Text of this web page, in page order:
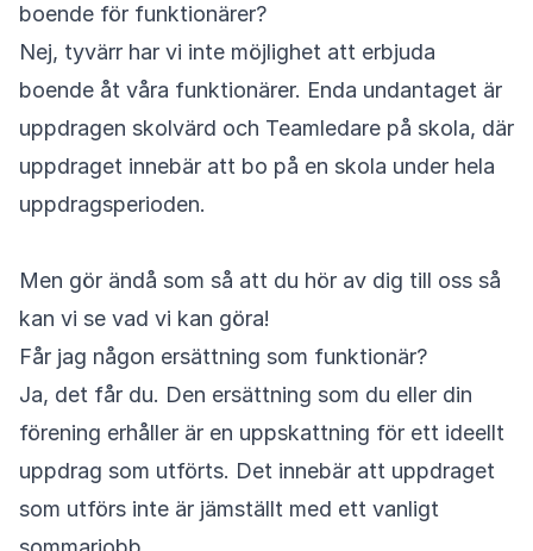
boende för funktionärer?
Nej, tyvärr har vi inte möjlighet att erbjuda
boende åt våra funktionärer. Enda undantaget är
uppdragen skolvärd och Teamledare på skola, där
uppdraget innebär att bo på en skola under hela
uppdragsperioden.
Men gör ändå som så att du hör av dig till oss så
kan vi se vad vi kan göra!
Får jag någon ersättning som funktionär?
Ja, det får du. Den ersättning som du eller din
förening erhåller är en uppskattning för ett ideellt
uppdrag som utförts. Det innebär att uppdraget
som utförs inte är jämställt med ett vanligt